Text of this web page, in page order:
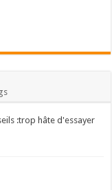
:trop hâte d'essayer